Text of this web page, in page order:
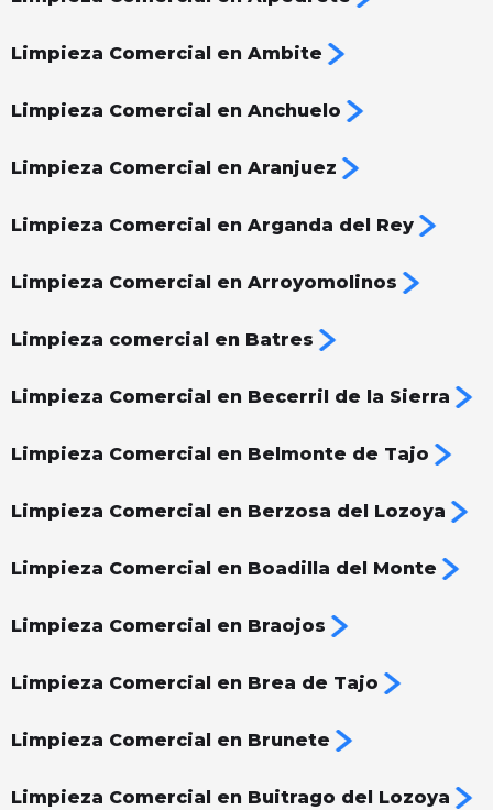
Limpieza Comercial en Ambite
Limpieza Comercial en Anchuelo
Limpieza Comercial en Aranjuez
Limpieza Comercial en Arganda del Rey
Limpieza Comercial en Arroyomolinos
Limpieza comercial en Batres
Limpieza Comercial en Becerril de la Sierra
Limpieza Comercial en Belmonte de Tajo
Limpieza Comercial en Berzosa del Lozoya
Limpieza Comercial en Boadilla del Monte
Limpieza Comercial en Braojos
Limpieza Comercial en Brea de Tajo
Limpieza Comercial en Brunete
Limpieza Comercial en Buitrago del Lozoya